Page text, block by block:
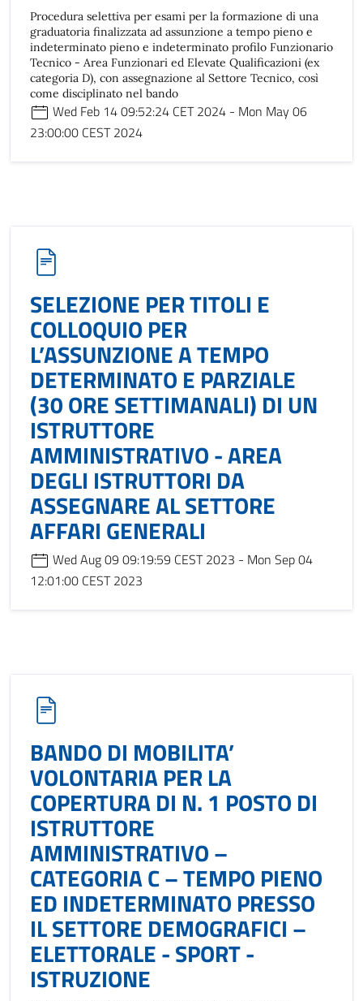
Procedura selettiva per esami per la formazione di una
graduatoria finalizzata ad assunzione a tempo pieno e
indeterminato pieno e indeterminato profilo Funzionario
Tecnico - Area Funzionari ed Elevate Qualificazioni (ex
categoria D), con assegnazione al Settore Tecnico, così
come disciplinato nel bando
Wed Feb 14 09:52:24 CET 2024 - Mon May 06
23:00:00 CEST 2024
SELEZIONE PER TITOLI E
COLLOQUIO PER
L’ASSUNZIONE A TEMPO
DETERMINATO E PARZIALE
(30 ORE SETTIMANALI) DI UN
ISTRUTTORE
AMMINISTRATIVO - AREA
DEGLI ISTRUTTORI DA
ASSEGNARE AL SETTORE
AFFARI GENERALI
Wed Aug 09 09:19:59 CEST 2023 - Mon Sep 04
12:01:00 CEST 2023
BANDO DI MOBILITA’
VOLONTARIA PER LA
COPERTURA DI N. 1 POSTO DI
ISTRUTTORE
AMMINISTRATIVO –
CATEGORIA C – TEMPO PIENO
ED INDETERMINATO PRESSO
IL SETTORE DEMOGRAFICI –
ELETTORALE - SPORT -
ISTRUZIONE